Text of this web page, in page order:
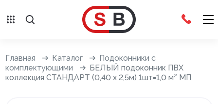
Сайдинг с фурнитурой
Главная Каталог
Подоконники с
комплектующими
БЕЛЫЙ подоконник ПВХ
коллекция СТАНДАРТ (0,40 х 2,5м) 1шт=1,0 м² МП